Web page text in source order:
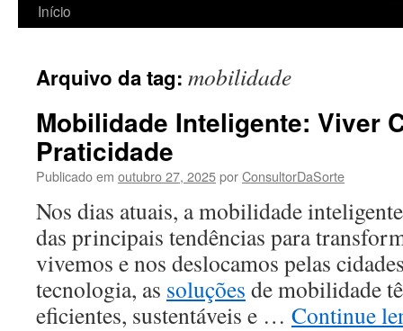
Início
Arquivo da tag: mobilidade
Mobilidade Inteligente: Viver
Praticidade
Publicado em outubro 27, 2025porConsultorDaSorte
Nos dias atuais, a mobilidade
das principais tendências para
vivemos e nos deslocamos pelas
tecnologia, as soluções de mobilidade
eficientes, sustentáveis e … Continue